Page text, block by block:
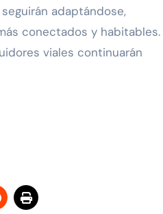
adaptándose,
conectados y habitables.
viales continuarán